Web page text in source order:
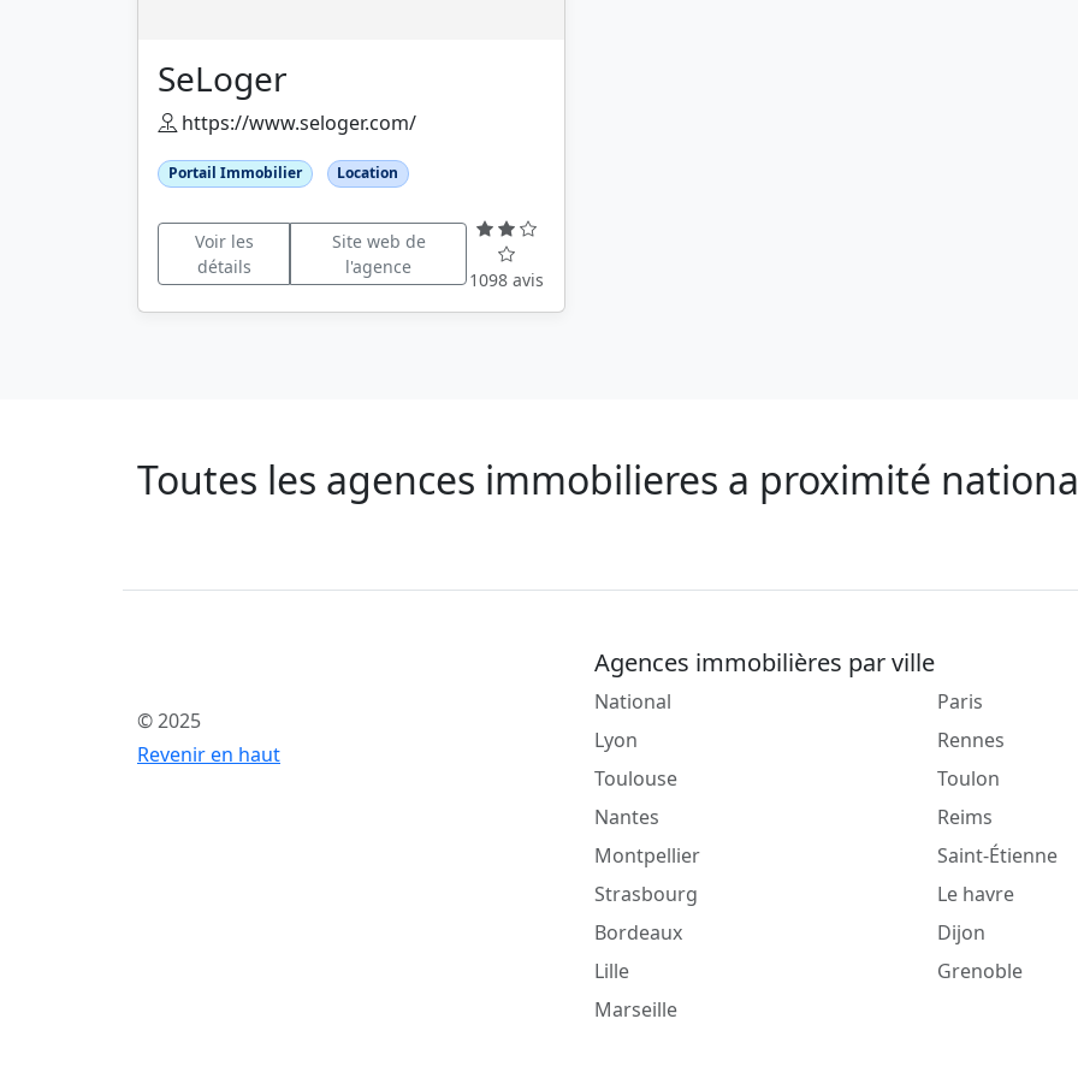
SeLoger
https://www.seloger.com/
Portail Immobilier Location
Voir les
détails
Site web de
l'agence
1098 avis
Toutes les agences immobilieres a proximité
© 2025
Revenir en haut
Agences immobilières par ville
National
Lyon
Toulouse
Nantes
Montpellier
Strasbourg
Bordeaux
Lille
Marseille
Paris
Rennes
Toulon
Reims
Saint-Étienne
Le havre
Dijon
Grenoble